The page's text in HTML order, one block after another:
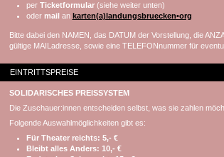
per Ticketformular(siehe weiter unten)
oder mailan karten(a)landungsbruecken•org
Bitte dabei den NAMEN, das DATUM der Vorstellung, die
gültige MAILadresse, sowie eine TELEFONnummer für
EINTRITTSPREISE
SOLIDARISCHES PREISSYSTEM
Die Zuschauer:innen entscheiden selbst, was sie zahlen
Folgende Auswahlmöglichkeiten gibt es:
Für Theater reichts: 5,- €
Bleibt alles Anders: 10,- €